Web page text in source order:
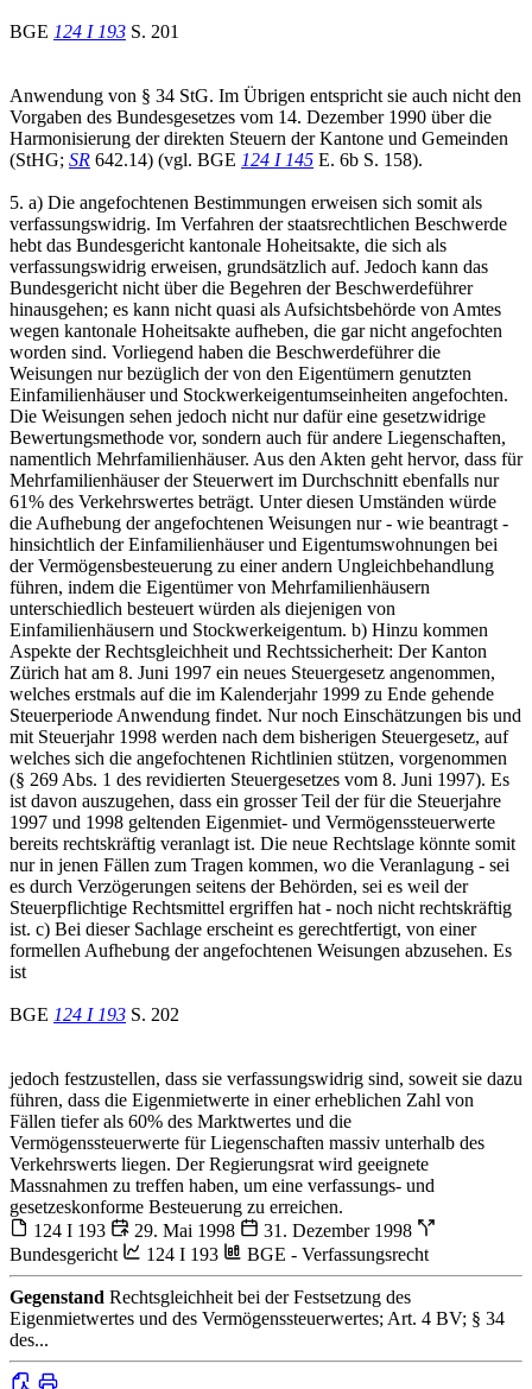
BGE 124 I 193 S. 201
Anwendung von § 34 StG. Im Übrigen entspricht sie auch nicht den
Vorgaben des Bundesgesetzes vom 14. Dezember 1990 über die
Harmonisierung der direkten Steuern der Kantone und Gemeinden
(StHG; SR 642.14) (vgl. BGE 124 I 145 E. 6b S. 158).
5. a) Die angefochtenen Bestimmungen erweisen sich somit als
verfassungswidrig. Im Verfahren der staatsrechtlichen Beschwerde
hebt das Bundesgericht kantonale Hoheitsakte, die sich als
verfassungswidrig erweisen, grundsätzlich auf. Jedoch kann das
Bundesgericht nicht über die Begehren der Beschwerdeführer
hinausgehen; es kann nicht quasi als Aufsichtsbehörde von Amtes
wegen kantonale Hoheitsakte aufheben, die gar nicht angefochten
worden sind. Vorliegend haben die Beschwerdeführer die
Weisungen nur bezüglich der von den Eigentümern genutzten
Einfamilienhäuser und Stockwerkeigentumseinheiten angefochten.
Die Weisungen sehen jedoch nicht nur dafür eine gesetzwidrige
Bewertungsmethode vor, sondern auch für andere Liegenschaften,
namentlich Mehrfamilienhäuser. Aus den Akten geht hervor, dass für
Mehrfamilienhäuser der Steuerwert im Durchschnitt ebenfalls nur
61% des Verkehrswertes beträgt. Unter diesen Umständen würde
die Aufhebung der angefochtenen Weisungen nur - wie beantragt -
hinsichtlich der Einfamilienhäuser und Eigentumswohnungen bei
der Vermögensbesteuerung zu einer andern Ungleichbehandlung
führen, indem die Eigentümer von Mehrfamilienhäusern
unterschiedlich besteuert würden als diejenigen von
Einfamilienhäusern und Stockwerkeigentum. b) Hinzu kommen
Aspekte der Rechtsgleichheit und Rechtssicherheit: Der Kanton
Zürich hat am 8. Juni 1997 ein neues Steuergesetz angenommen,
welches erstmals auf die im Kalenderjahr 1999 zu Ende gehende
Steuerperiode Anwendung findet. Nur noch Einschätzungen bis und
mit Steuerjahr 1998 werden nach dem bisherigen Steuergesetz, auf
welches sich die angefochtenen Richtlinien stützen, vorgenommen
(§ 269 Abs. 1 des revidierten Steuergesetzes vom 8. Juni 1997). Es
ist davon auszugehen, dass ein grosser Teil der für die Steuerjahre
1997 und 1998 geltenden Eigenmiet- und Vermögenssteuerwerte
bereits rechtskräftig veranlagt ist. Die neue Rechtslage könnte somit
nur in jenen Fällen zum Tragen kommen, wo die Veranlagung - sei
es durch Verzögerungen seitens der Behörden, sei es weil der
Steuerpflichtige Rechtsmittel ergriffen hat - noch nicht rechtskräftig
ist. c) Bei dieser Sachlage erscheint es gerechtfertigt, von einer
formellen Aufhebung der angefochtenen Weisungen abzusehen. Es
ist
BGE 124 I 193 S. 202
jedoch festzustellen, dass sie verfassungswidrig sind, soweit sie dazu
führen, dass die Eigenmietwerte in einer erheblichen Zahl von
Fällen tiefer als 60% des Marktwertes und die
Vermögenssteuerwerte für Liegenschaften massiv unterhalb des
Verkehrswerts liegen. Der Regierungsrat wird geeignete
Massnahmen zu treffen haben, um eine verfassungs- und
gesetzeskonforme Besteuerung zu erreichen.
124 I 193
29. Mai 1998
31. Dezember 1998
Bundesgericht
124 I 193 BGE - Verfassungsrecht
Gegenstand Rechtsgleichheit bei der Festsetzung des
Eigenmietwertes und des Vermögenssteuerwertes; Art. 4 BV; § 34
des...